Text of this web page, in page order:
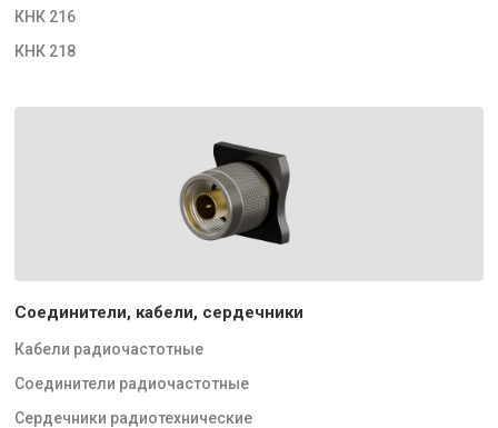
КНК 216
КНК 218
Соединители, кабели, сердечники
Кабели радиочастотные
Соединители радиочастотные
Сердечники радиотехнические